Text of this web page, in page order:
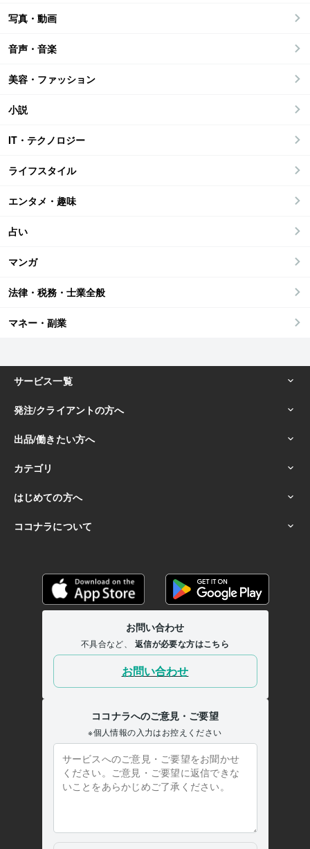
写真・動画
音声・音楽
美容・ファッション
小説
IT・テクノロジー
ライフスタイル
エンタメ・趣味
占い
マンガ
法律・税務・士業全般
マネー・副業